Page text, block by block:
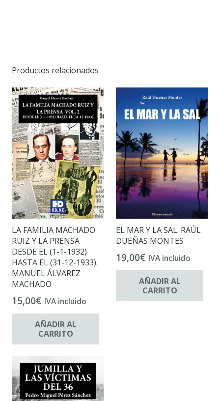
Productos relacionados
LA FAMILIA MACHADO
RUIZ Y LA PRENSA
DESDE EL (1-1-1932)
HASTA EL (31-12-1933).
MANUEL ÁLVAREZ
MACHADO
15,00€ IVA incluido
AÑADIR AL
CARRITO
EL MAR Y LA SAL. RAÚL
DUEÑAS MONTES
19,00€ IVA incluido
AÑADIR AL
CARRITO